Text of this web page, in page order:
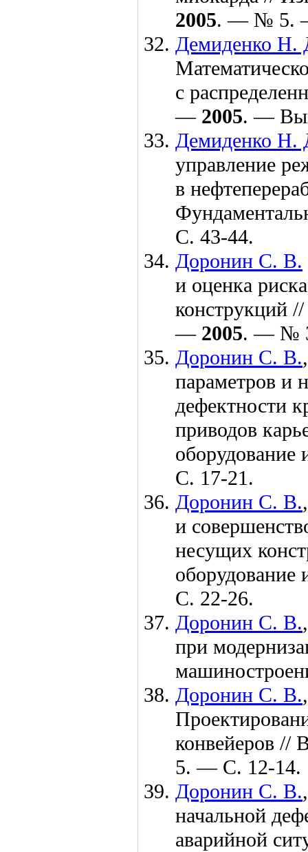
2005. — № 5.
Демиденко Н.
с
— 2005. —
Демиденко Н.
управление
в
С. 43-44.
Доронин С. В.
и оценка
конструкций
— 2005. — №
Доронин С. В.
параметров и
дефектности
приводов
С. 17-21.
Доронин С. В.
и
несущих
С. 22-26.
Доронин С. В.
при
Доронин С. В.
конвейеров //
5. — С. 12-14.
Доронин С. В.
начальной
аварийной